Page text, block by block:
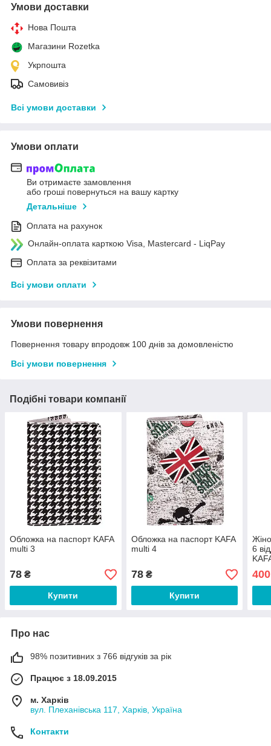
Умови доставки
Нова Пошта
Магазини Rozetka
Укрпошта
Самовивіз
Всі умови доставки
Умови оплати
Ви отримаєте замовлення
або гроші повернуться на вашу картку
Детальніше
Оплата на рахунок
Онлайн-оплата карткою Visa, Mastercard - LiqPay
Оплата за реквізитами
Всі умови оплати
Умови повернення
Повернення товару впродовж 100 днів за домовленістю
Всі умови повернення
Подібні товари компанії
Обложка на паспорт KAFA
multi 3
78 ₴
Купити
Обложка на паспорт KAFA
multi 4
78₴
Купити
6
400
Про нас
98% позитивних з 766 відгуків за рік
Працює з 18.09.2015
м. Харків
вул. Плеханівська 117, Харків, Україна
Контакти